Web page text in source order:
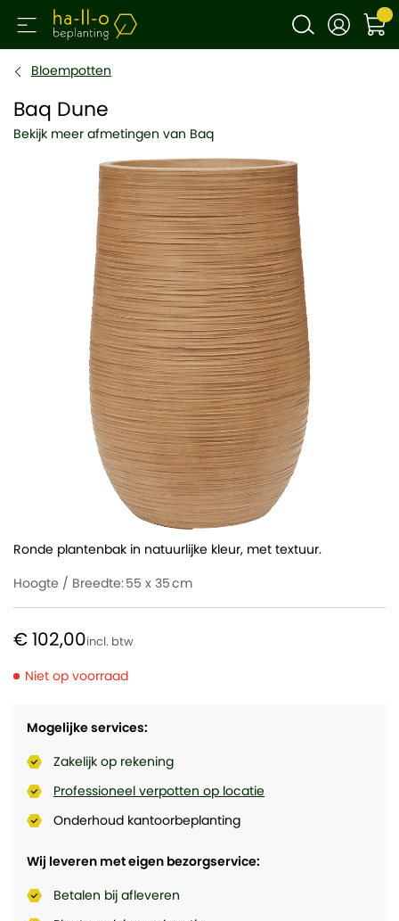
Bloempotten
Baq Dune
Bekijk meer afmetingen van Baq
Hoogte / Breedte:55 x 35
Mogelijke services:
Zakelijk op rekening
Professioneel verpotten op locatie
Onderhoud kantoorbeplanting
Wij leveren met eigen bezorgservice:
Betalen bij afleveren
Ronde plantenbak in natuurlijke kleur, met textuur.
€ 102,00
Niet op voorraad